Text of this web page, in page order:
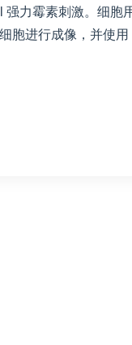
强力霉素刺激。细
进行成像，并使用